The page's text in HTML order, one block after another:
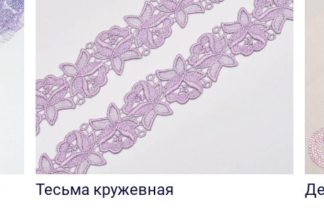
Тесьма кружевная